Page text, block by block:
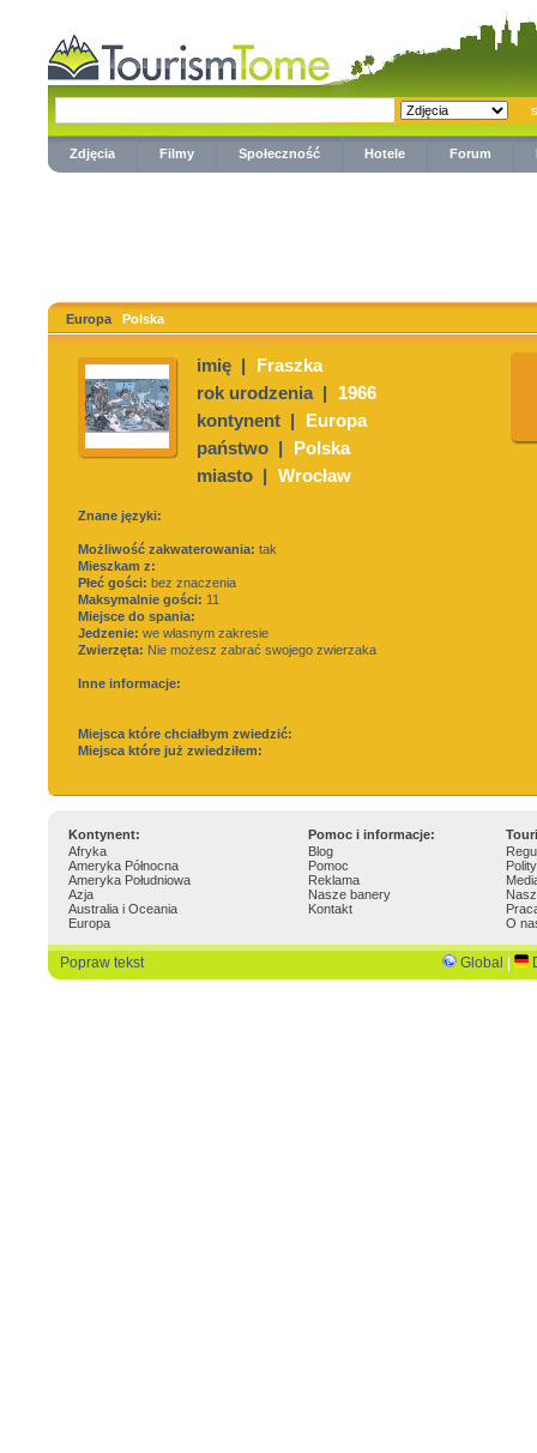
Zdjęcia Filmy Społeczność Hotele Forum
Europa Polska
imię |
Fraszka
rok urodzenia |
1966
kontynent |
Europa
państwo |
Polska
miasto | Wrocław
Znane języki:
Możliwość zakwaterowania: tak
Mieszkam z:
Płeć gości: bez znaczenia
Maksymalnie gości: 11
Miejsce do spania:
Jedzenie: we własnym zakresie
Zwierzęta: Nie możesz zabrać swojego zwierzaka
Inne informacje:
Miejsca które chciałbym zwiedzić:
Miejsca które już zwiedziłem:
Kontynent: Pomoc i informacje:
Afryka
Ameryka Północna
Ameryka Południowa
Azja
Australia i Oceania
Europa
Blog
Pomoc
Reklama
Nasze banery
Kontakt
O
Popraw tekst Global